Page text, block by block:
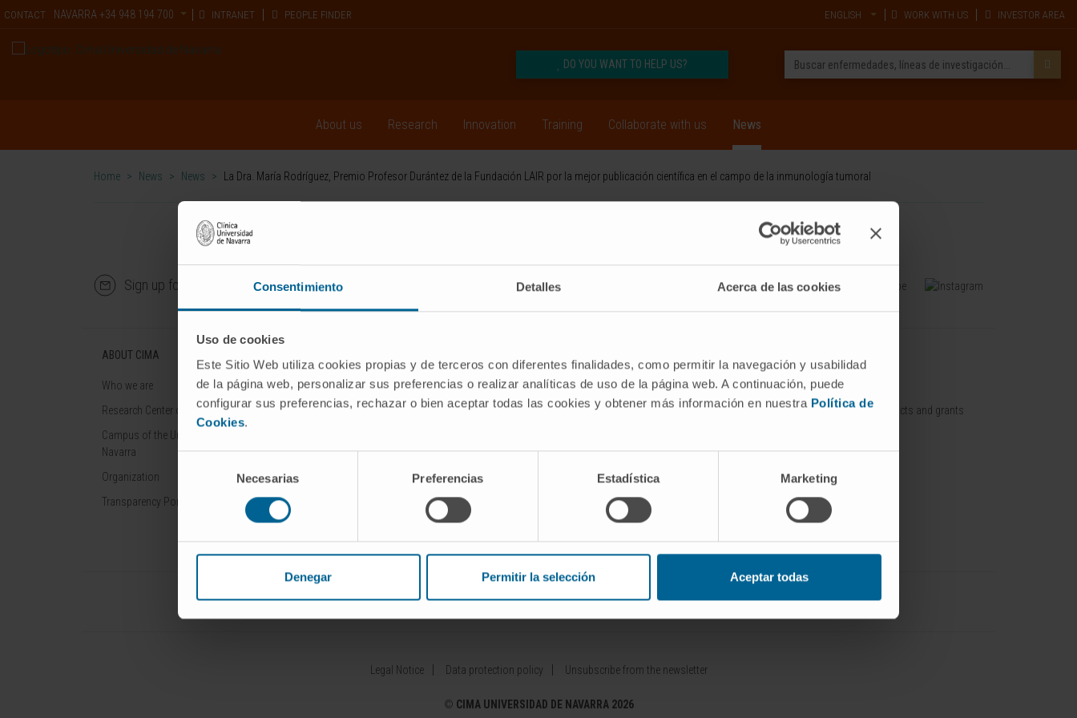
Consentimiento Detalles Acerca de las cookies
Uso de cookies
Este Sitio Web utiliza cookies propias y de terceros con diferentes finalidades, como permitir la navegación y usabilidad
de la página web, personalizar sus preferencias o realizar analíticas de uso de la página web. A continuación, puede
configurar sus preferencias, rechazar o bien aceptar todas las cookies y obtener más información en nuestra Política de
Cookies.
consentimiento
Necesarias Preferencias Estadística Marketing
Denegar Permitir la selección Aceptar todas
CONTACT NAVARRA +34 948 194 700 INTRANET PEOPLE FINDER ENGLISH WORK WITH US INVESTOR AREA
DO YOU WANT TO HELP US?
About us Research Innovation Training Collaborate with us News
Home > News > News > La Dra. María Rodríguez, Premio Profesor Durántez de la Fundación LAIR por la mejor publicación científica en el campo de la inmunología tumoral
Sign up for our newsletter SUBSCRIBE
ABOUT CIMA
Who we are
Research Center of the Clinica
Campus of the Universidad de
Navarra
Organization
Transparency Portal
Cancer
Cardiovascular diseases
Rare diseases
Our Researchers
Research Programs
Scientific activity
Drug development / Pipelines
Patents
Investor Area
Training offer
Training contracts and grants
Universidad de Navarra Clínica Universidad de Navarra Cima Lab Diagnostics
Legal Notice Data protection policy Unsubscribe from the newsletter
© CIMA UNIVERSIDAD DE NAVARRA 2026